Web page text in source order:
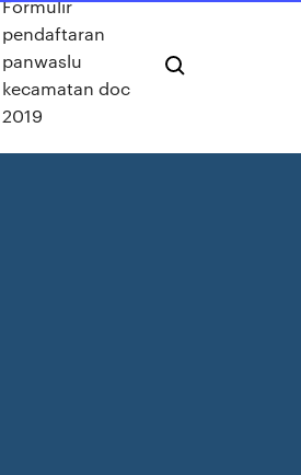
Formulir
pendaftaran
panwaslu
kecamatan doc
2019